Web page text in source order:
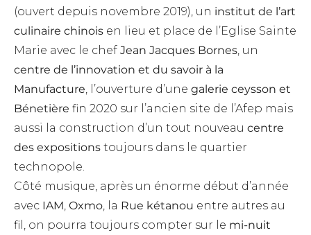
(ouvert depuis novembre 2019), un institut de l’art
culinaire chinois en lieu et place de l’Eglise Sainte
Marie avec le chef Jean Jacques Bornes, un
centre de l’innovation et du savoir à la
Manufacture, l’ouverture d’une galerie ceysson et
Bénetière fin 2020 sur l’ancien site de l’Afep mais
aussi la construction d’un tout nouveau centre
des expositions toujours dans le quartier
technopole.
Côté musique, après un énorme début d’année
avec IAM, Oxmo, la Rue kétanou entre autres au
fil, on pourra toujours compter sur le mi-nuit